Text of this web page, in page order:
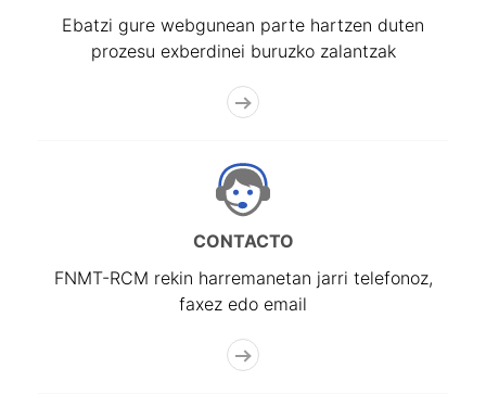
Ebatzi gure webgunean parte hartzen duten
prozesu exberdinei buruzko zalantzak
CONTACTO
FNMT-RCM rekin harremanetan jarri telefonoz,
faxez edo email